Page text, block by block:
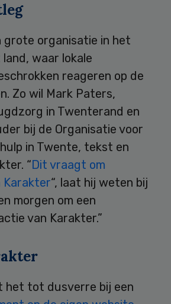
grote organisatie in het
waar lokale
reageren op de
Zo wil Mark Paters,
in Twenterand en
bij de Organisatie voor
in Twente, tekst en
“ Dit vraagt om
Karakter“, laat hij weten bij
morgen om een
van Karakter.”
het tot dusverre bij een